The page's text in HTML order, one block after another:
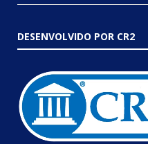
DESENVOLVIDO POR CR2